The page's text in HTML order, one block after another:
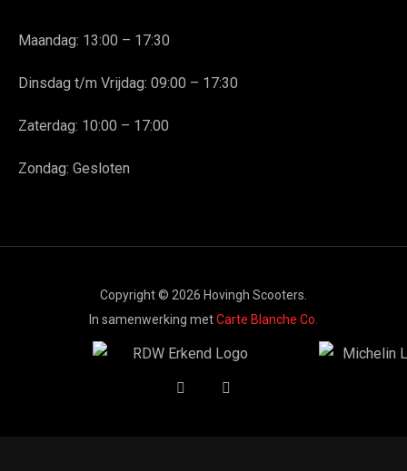
Maandag: 13:00 – 17:30
Dinsdag t/m Vrijdag: 09:00 – 17:30
Zaterdag: 10:00 – 17:00
Zondag: Gesloten
Copyright © 2026 Hovingh Scooters.
In samenwerking metCarte Blanche Co.